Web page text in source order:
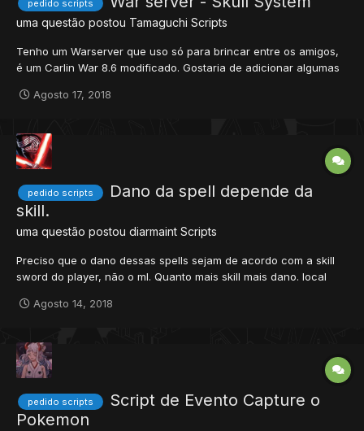
pedido scripts
uma questão postou Tamaguchi Scripts
Tenho um Warserver que uso só para brincar entre os amigos,
é um Carlin War 8.6 modificado. Gostaria de adicionar algumas
a Red e a Black Skull não façam o player perder item quando
Agosto 17, 2018
pedido scripts
Dano da spell depende da
skill.
uma questão postou diarmaint Scripts
Preciso que o dano dessas spells sejam de acordo com a skill
sword do player, não o ml. Quanto mais skill mais dano. local
COMBAT_PARAM_TYPE, COMBAT_POISONDAMAGE)
setCombatParam(combat, COMBA...
Agosto 14, 2018
pedido scripts
Script de Evento Capture o
Pokemon